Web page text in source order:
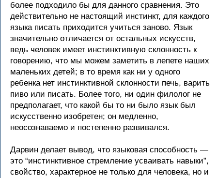
более подходило бы для данного сравнения. Это
действительно не настоящий инстинкт, для каждого
языка писать приходится учиться заново. Язык
значительно отличается от остальных искусств,
ведь человек имеет инстинктивную склонность к
говорению, что мы можем заметить в лепете наших
маленьких детей; в то время как ни у одного
ребенка нет инстинктивной склонности печь, варить
пиво или писать. Более того, ни один филолог не
предполагает, что какой бы то ни было язык был
искусственно изобретен; он медленно,
неосознаваемо и постепенно развивался.
Дарвин делает вывод, что языковая способность —
это “инстинктивное стремление усваивать навыки”,
свойство, характерное не только для человека, но и